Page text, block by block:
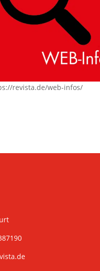
revista.de/web-infos/